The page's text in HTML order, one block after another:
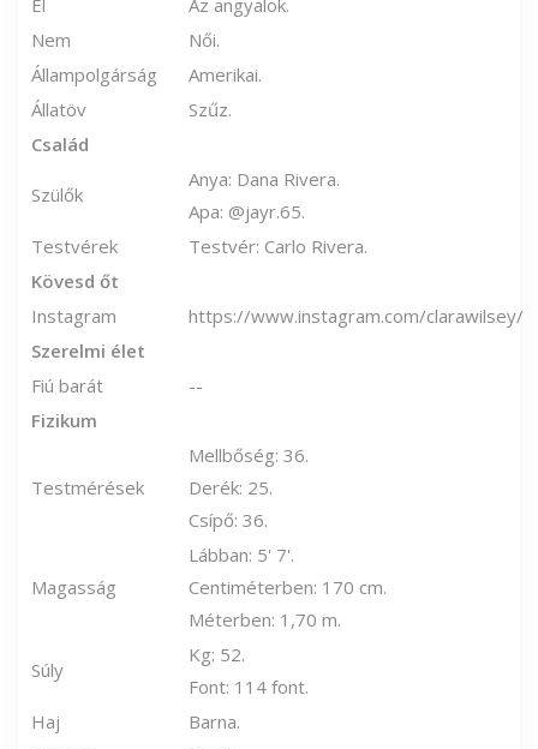
Nem
Női.
Állampolgárság
Amerikai.
Állatöv
Szűz.
Család
Szülők
Anya: Dana Rivera.
Apa: @jayr.65.
Testvérek
Testvér: Carlo Rivera.
Kövesd őt
Instagram
https://www.instagram.com/clarawilsey/
Szerelmi élet
Fiú barát
--
Fizikum
Testmérések
Mellbőség: 36.
Derék: 25.
Csípő: 36.
Magasság
Lábban: 5' 7'.
Centiméterben: 170 cm.
Méterben: 1,70 m.
Súly
Kg: 52.
Font: 114 font.
Haj
Barna.